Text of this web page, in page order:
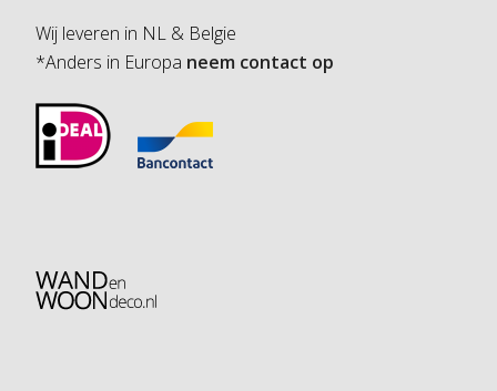
Wij leveren in NL & Belgie
*Anders in Europa neem contact op